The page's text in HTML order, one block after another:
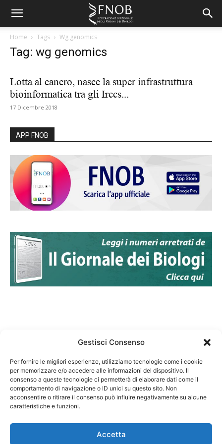
Gestisci Consenso
Per fornire le migliori esperienze, utilizziamo tecnologie come i cookie
per memorizzare e/o accedere alle informazioni del dispositivo. Il
consenso a queste tecnologie ci permetterà di elaborare dati come il
comportamento di navigazione o ID unici su questo sito. Non
acconsentire o ritirare il consenso può influire negativamente su alcune
caratteristiche e funzioni.
Accetta
Home Tags Wg genomics
Tag: wg genomics
Lotta al cancro, nasce la super infrastruttura
bioinformatica tra gli Irccs...
17 Dicembre 2018
APP FNOB
Federazione Nazionale Degli Ordini dei Biologi:
codice fiscale 80069130583
Responsabile sito internet www.fnob.it: Vincenzo